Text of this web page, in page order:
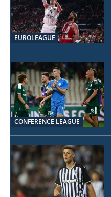
EUROLEAGUE
CONFERENCE LEAGUE